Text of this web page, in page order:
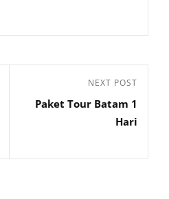
Post
NEXT POST
Paket Tour Batam 1
Hari